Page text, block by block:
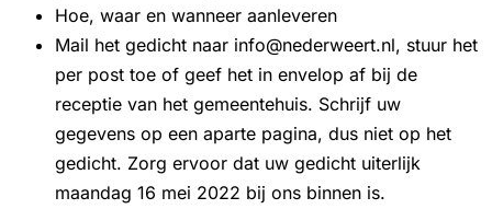
Hoe, waar en wanneer aanleveren
Mail het gedicht naar info@nederweert.nl, stuur het
per post toe of geef het in envelop af bij de
receptie van het gemeentehuis. Schrijf uw
gegevens op een aparte pagina, dus niet op het
gedicht. Zorg ervoor dat uw gedicht uiterlijk
maandag 16 mei 2022 bij ons binnen is.